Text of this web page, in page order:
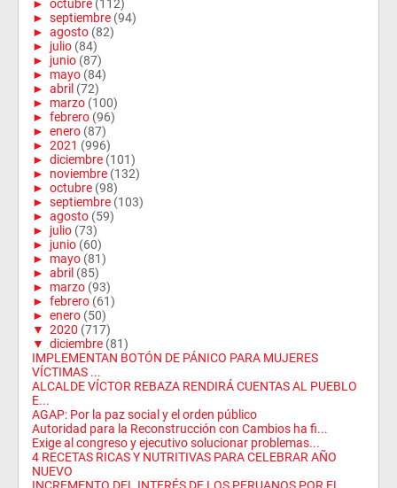
► octubre (112)
► septiembre (94)
► agosto (82)
► julio (84)
► junio (87)
► mayo (84)
► abril (72)
► marzo (100)
► febrero (96)
► enero (87)
► 2021 (996)
► diciembre (101)
► noviembre (132)
► octubre (98)
► septiembre (103)
► agosto (59)
► julio (73)
► junio (60)
► mayo (81)
► abril (85)
► marzo (93)
► febrero (61)
► enero (50)
▼ 2020 (717)
▼ diciembre (81)
IMPLEMENTAN BOTÓN DE PÁNICO PARA MUJERES
VÍCTIMAS ...
ALCALDE VÍCTOR REBAZA RENDIRÁ CUENTAS AL PUEBLO
E...
AGAP: Por la paz social y el orden público
Autoridad para la Reconstrucción con Cambios ha fi...
Exige al congreso y ejecutivo solucionar problemas...
4 RECETAS RICAS Y NUTRITIVAS PARA CELEBRAR AÑO
NUEVO